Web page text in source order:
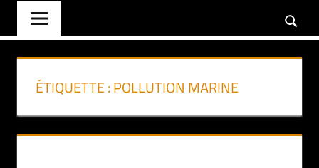
ÉTIQUETTE :POLLUTION MARINE